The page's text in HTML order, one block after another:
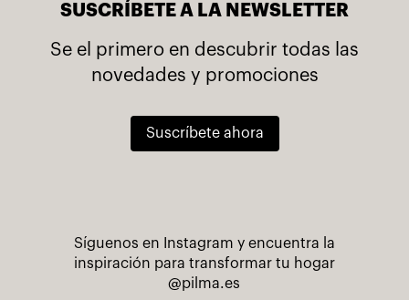
SUSCRÍBETE A LA NEWSLETTER
Se el primero en descubrir todas las
novedades y promociones
Suscríbete ahora
Síguenos en Instagram y encuentra la
inspiración para transformar tu hogar
@pilma.es